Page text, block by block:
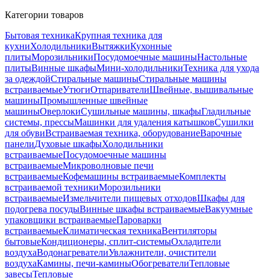
Категории товаров
Бытовая техникаКрупная техника для
кухниХолодильникиВытяжкиКухонные
плитыМорозильникиПосудомоечные машиныНастольные
плитыВинные шкафыМини-холодильникиТехника для ухода
за одеждойСтиральные машиныСтиральные машины
встраиваемыеУтюгиОтпаривателиШвейные, вышивальные
машиныПромышленные швейные
машиныОверлокиСушильные машины, шкафыГладильные
системы, прессыМашинки для удаления катышковСушилки
для обувиВстраиваемая техника, оборудованиеВарочные
панелиДуховые шкафыХолодильники
встраиваемыеПосудомоечные машины
встраиваемыеМикроволновые печи
встраиваемыеКофемашины встраиваемыеКомплекты
встраиваемой техникиМорозильники
встраиваемыеИзмельчители пищевых отходовШкафы для
подогрева посудыВинные шкафы встраиваемыеВакуумные
упаковщики встраиваемыеПароварки
встраиваемыеКлиматическая техникаВентиляторы
бытовыеКондиционеры, сплит-системыОхладители
воздухаВодонагревателиУвлажнители, очистители
воздухаКамины, печи-каминыОбогревателиТепловые
завесыТепловые